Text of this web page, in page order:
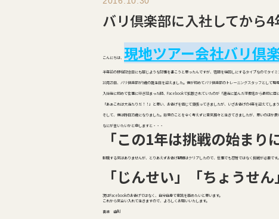
バリ倶楽部に入社してから
こんにちは、 現地ツアー会社バリ倶
半年前の移住記念日にも同じような記事を書こうと思ったんですが、宿題を後回しにするタイプなのでタイ
10月25日、バリ倶楽部が9歳の誕生日を迎えました。僕が初めてバリ倶楽部のトレーニングスタッフとして
入社後に初めて仕事に行き詰まった時、Facebookで拡散されていたのが「適当に並んだ平仮名から最初に
「あぁこれは大当たりだ！！」と思い、お告げを信じて頑張ってきましたが、いざお告げの4年を迎えてしま
そして、僕は昨日35歳になりました。将来のことを全く考えずに意気揚々と生きてきましたが、思いのほか良
なにが言いたいかと申しますと・・・
「この1年は挑戦の始まり
転職する気はありませんが、とりあえずお告げ期間はクリアしたので、仕事でも忍耐ではなく挑戦が必要で
「じんせい」「ちょうせん
次はFacebookのお告げではなく、自分自身で意識を高めたいと思います。
これから気合い入れて生きますので、よろしくお願いいたします。
喜古 由則